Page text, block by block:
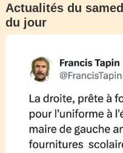
Actualités du
du jour